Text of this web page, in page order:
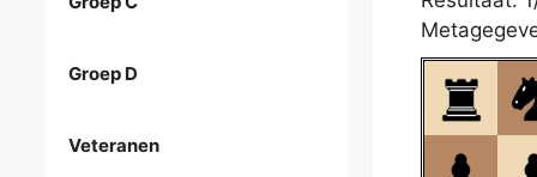
Groep D
Veteranen